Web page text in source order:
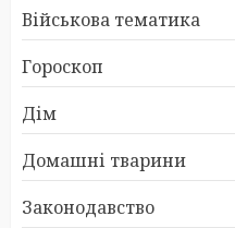
Військова тематика
Гороскоп
Дім
Домашні тварини
Законодавство